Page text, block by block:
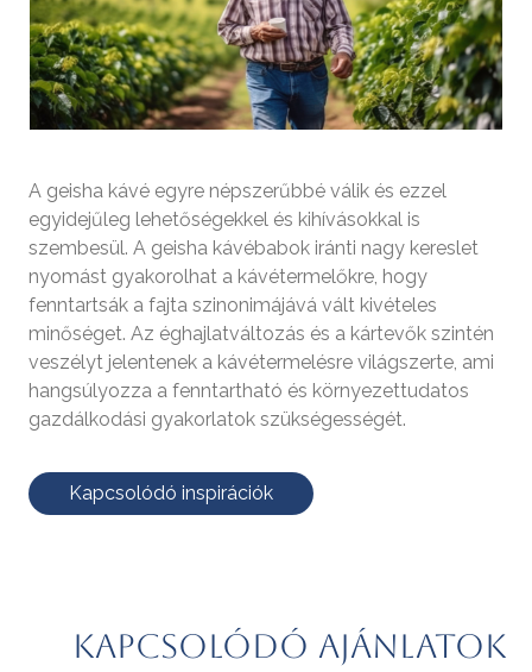
A geisha kávé egyre népszerűbbé válik és ezzel
egyidejűleg lehetőségekkel és kihívásokkal is
szembesül. A geisha kávébabok iránti nagy kereslet
nyomást gyakorolhat a kávétermelőkre, hogy
fenntartsák a fajta szinonimájává vált kivételes
minőséget. Az éghajlatváltozás és a kártevők szintén
veszélyt jelentenek a kávétermelésre világszerte, ami
hangsúlyozza a fenntartható és környezettudatos
gazdálkodási gyakorlatok szükségességét.
Kapcsolódó inspirációk
Kapcsolódó ajánlatok